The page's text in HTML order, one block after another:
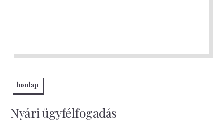
honlap
Nyári ügyfélfogadás